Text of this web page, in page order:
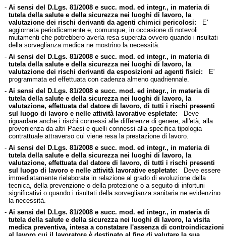
- Ai sensi del D.Lgs. 81/2008 e succ. mod. ed integr., in materia di
tutela della salute e della sicurezza nei luoghi di lavoro, la
valutazione dei rischi derivanti da agenti chimici pericolosi: E'
aggiornata periodicamente e, comunque, in occasione di notevoli
mutamenti che potrebbero averla resa superata ovvero quando i risultati
della sorveglianza medica ne mostrino la necessità.
- Ai sensi del D.Lgs. 81/2008 e succ. mod. ed integr., in materia di
tutela della salute e della sicurezza nei luoghi di lavoro, la
valutazione dei rischi derivanti da esposizioni ad agenti fisici: E'
programmata ed effettuata con cadenza almeno quadriennale.
- Ai sensi del D.Lgs. 81/2008 e succ. mod. ed integr., in materia di
tutela della salute e della sicurezza nei luoghi di lavoro, la
valutazione, effettuata dal datore di lavoro, di tutti i rischi presenti
sul luogo di lavoro e nelle attività lavorative espletate: Deve
riguardare anche i rischi connessi alle differenze di genere, all'età, alla
provenienza da altri Paesi e quelli connessi alla specifica tipologia
contrattuale attraverso cui viene resa la prestazione di lavoro.
- Ai sensi del D.Lgs. 81/2008 e succ. mod. ed integr., in materia di
tutela della salute e della sicurezza nei luoghi di lavoro, la
valutazione, effettuata dal datore di lavoro, di tutti i rischi presenti
sul luogo di lavoro e nelle attività lavorative espletate: Deve essere
immediatamente rielaborata in relazione al grado di evoluzione della
tecnica, della prevenzione o della protezione o a seguito di infortuni
significativi o quando i risultati della sorveglianza sanitaria ne evidenzino
la necessità.
- Ai sensi del D.Lgs. 81/2008 e succ. mod. ed integr., in materia di
tutela della salute e della sicurezza nei luoghi di lavoro, la visita
medica preventiva, intesa a constatare l'assenza di controindicazioni